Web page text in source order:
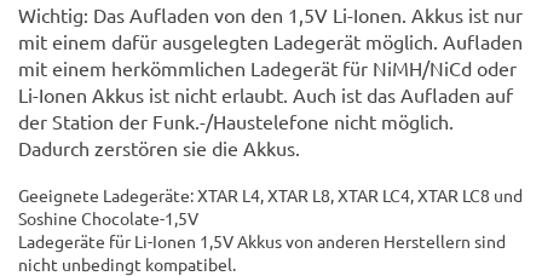
Wichtig: Das Aufladen von den 1,5V Li-Ionen. Akkus ist nur
mit einem dafür ausgelegten Ladegerät möglich. Aufladen
mit einem herkömmlichen Ladegerät für NiMH/NiCd oder
Li-Ionen Akkus ist nicht erlaubt. Auch ist das Aufladen auf
der Station der Funk.-/Haustelefone nicht möglich.
Dadurch zerstören sie die Akkus.
Geeignete Ladegeräte: XTAR L4, XTAR L8, XTAR LC4, XTAR LC8 und
Soshine Chocolate-1,5V
Ladegeräte für Li-Ionen 1,5V Akkus von anderen Herstellern sind
nicht unbedingt kompatibel.